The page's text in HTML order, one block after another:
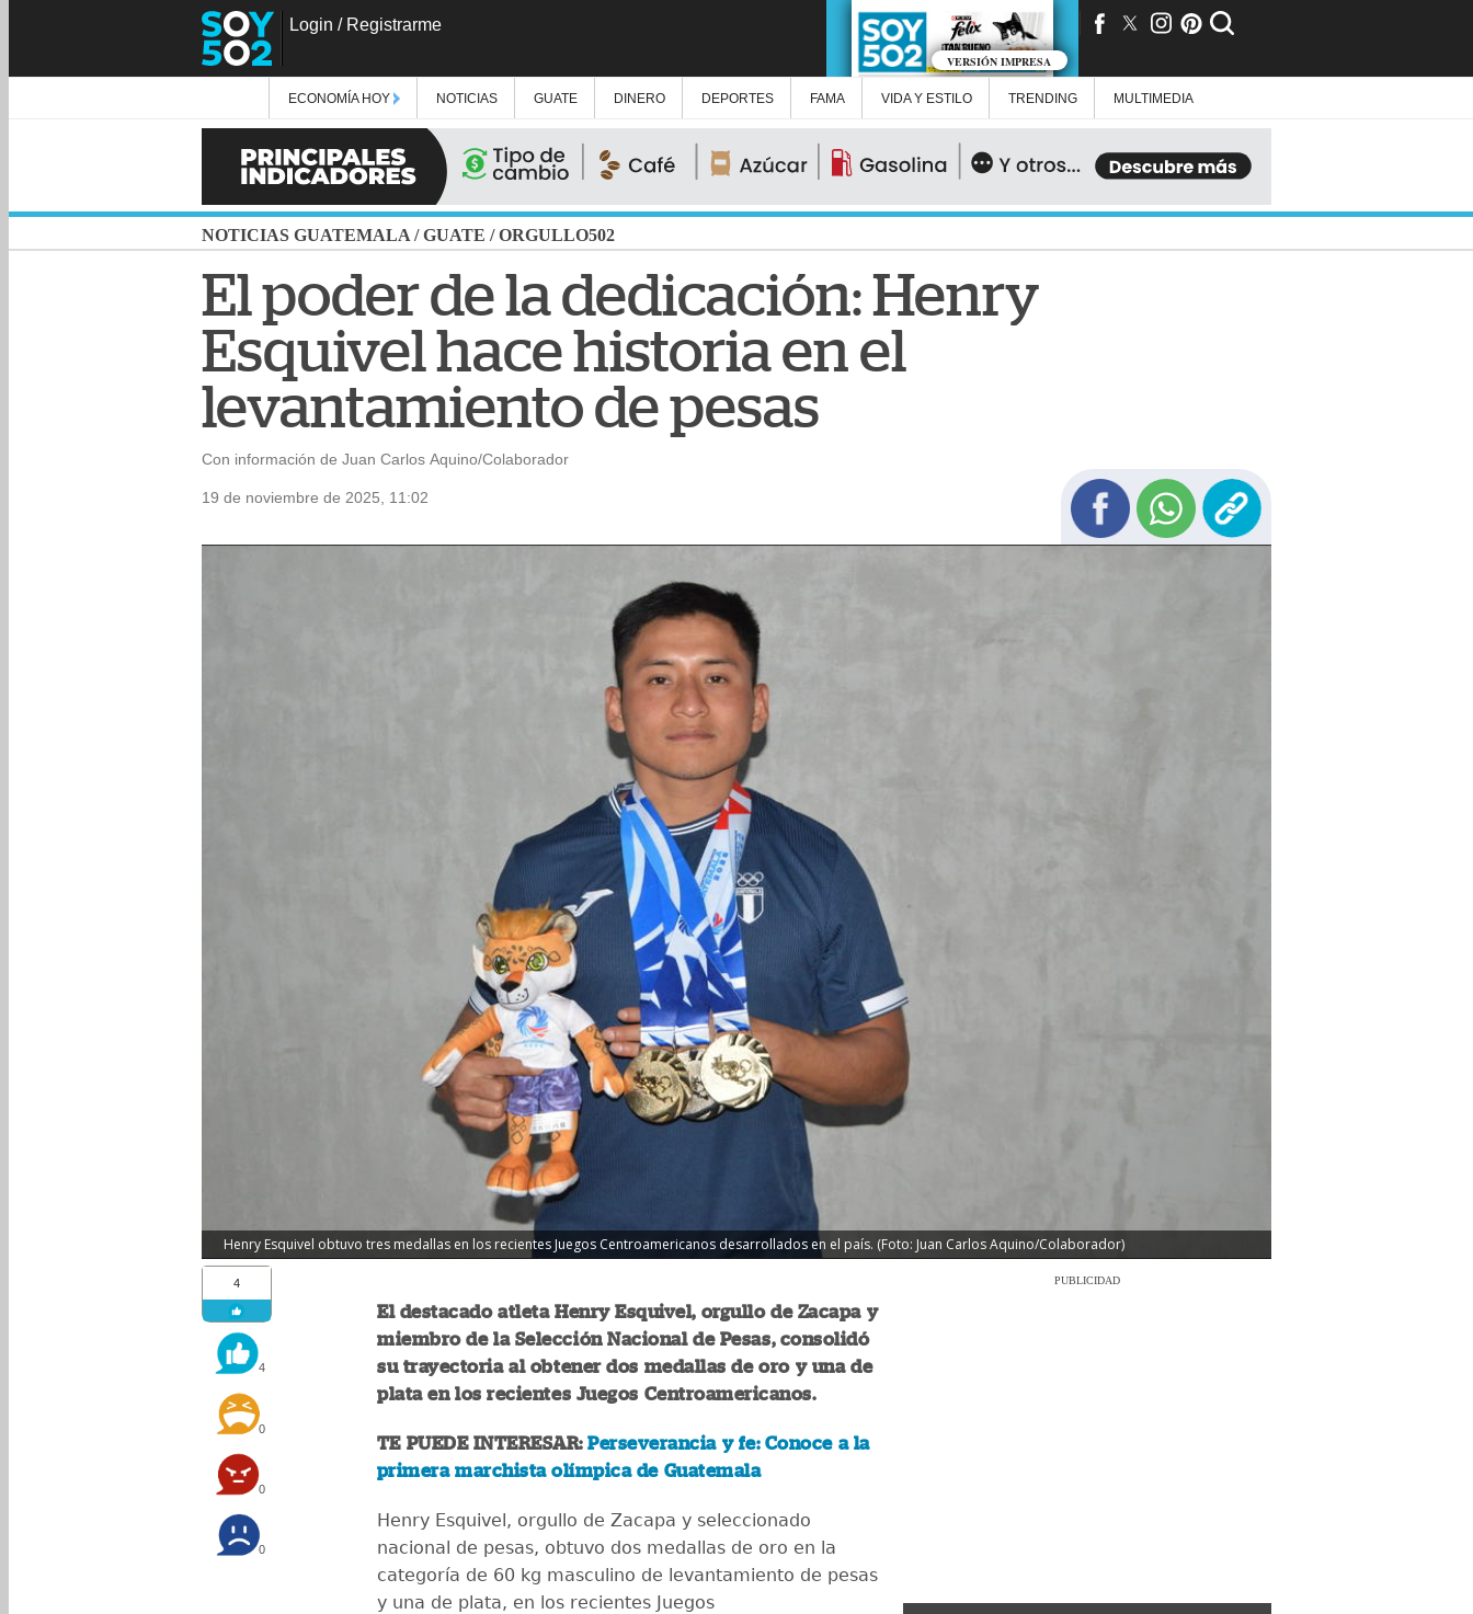
Login / Registrarme
VERSIÓN IMPRESA
ECONOMÍA HOY NOTICIAS GUATE DINERO DEPORTES FAMA VIDA Y ESTILO TRENDING MULTIMEDIA
NOTICIAS GUATEMALA /GUATE /ORGULLO502
El poder de la dedicación: Henry
Esquivel hace historia en el
levantamiento de pesas
Con información de Juan Carlos Aquino/Colaborador
19 de noviembre de 2025, 11:02
Henry Esquivel obtuvo tres medallas en los recientes Juegos Centroamericanos desarrollados en el país. (Foto: Juan Carlos Aquino/Colaborador)
4
4
0
0
0
El destacado atleta Henry Esquivel, orgullo de Zacapa y
miembro de la Selección Nacional de Pesas, consolidó
su trayectoria al obtener dos medallas de oro y una de
plata en los recientes Juegos Centroamericanos.
TE PUEDE INTERESAR:Perseverancia y fe: Conoce a la
primera marchista olímpica de Guatemala
Henry Esquivel, orgullo de Zacapa y seleccionado
nacional de pesas, obtuvo dos medallas de oro en la
categoría de 60 kg masculino de levantamiento de pesas
y una de plata, en los recientes Juegos
PUBLICIDAD